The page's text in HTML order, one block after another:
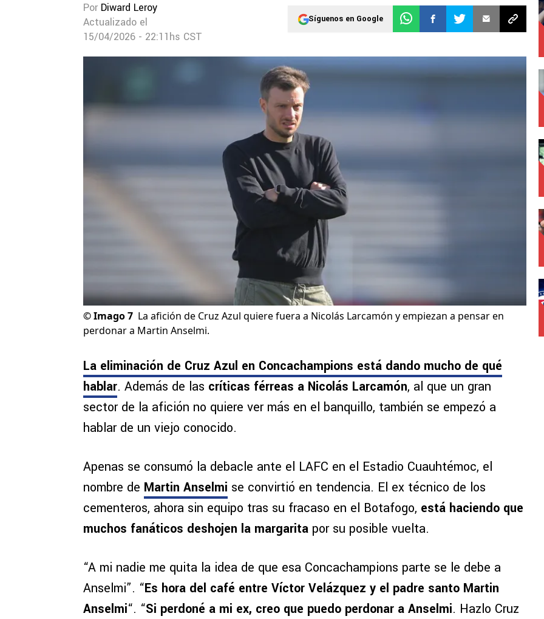
Por Diward Leroy
Actualizado el
15/04/2026 - 22:11hs CST
Síguenos en Google
©Imago 7 La afición de Cruz Azul quiere fuera a Nicolás Larcamón y empiezan a pensar en
perdonar a Martin Anselmi.
La eliminación de Cruz Azul en Concachampions está dando mucho de qué
hablar. Además de las críticas férreas a Nicolás Larcamón, al que un gran
sector de la afición no quiere ver más en el banquillo, también se empezó a
hablar de un viejo conocido.
Apenas se consumó la debacle ante el LAFC en el Estadio Cuauhtémoc, el
nombre de Martin Anselmi se convirtió en tendencia. El ex técnico de los
cementeros, ahora sin equipo tras su fracaso en el Botafogo, está haciendo que
muchos fanáticos deshojen la margarita por su posible vuelta.
“A mi nadie me quita la idea de que esa Concachampions parte se le debe a
Anselmi”. “Es hora del café entre Víctor Velázquez y el padre santo Martin
Anselmi“. “Si perdoné a mi ex, creo que puedo perdonar a Anselmi. Hazlo Cruz